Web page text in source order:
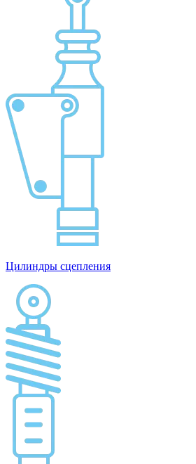
Цилиндры сцепления